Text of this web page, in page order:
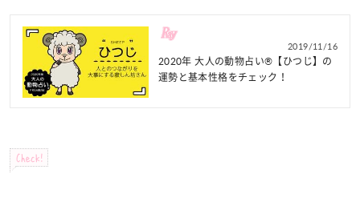
2019/11/16
2020年 大人の動物占い®【ひつじ】の
運勢と基本性格をチェック！
Check!